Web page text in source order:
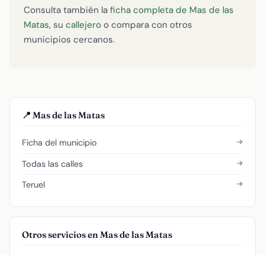
Consulta también la ficha completa de Mas de las
Matas, su callejero o compara con otros
municipios cercanos.
📍 Mas de las Matas
Ficha del municipio →
Todas las calles →
Teruel →
Otros servicios en Mas de las Matas